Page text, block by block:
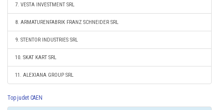
7. VESTA INVESTMENT SRL
8. ARMATURENFABRIK FRANZ SCHNEIDER SRL
9. STENTOR INDUSTRIES SRL
10. SKAT KART SRL
11. ALEXIANA GROUP SRL
Top judet CAEN